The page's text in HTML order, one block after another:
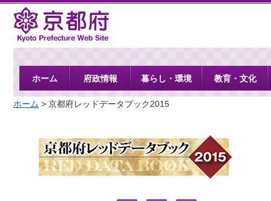
京都府
ホーム 府政情報 暮らし・環境 教育・文化
ホーム > 京都府レッドデータブック2015